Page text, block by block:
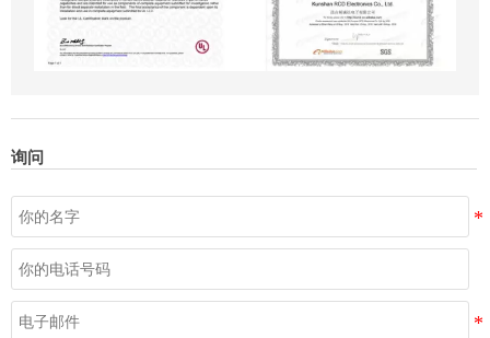
询问